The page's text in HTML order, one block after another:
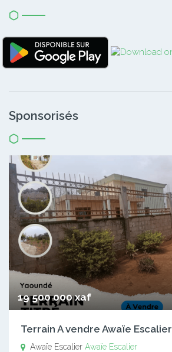
Sponsorisés
19 500 000 xaf
Terrain A vendre Awaïe Escalier
Awaïe Escalier Awaïe Escalier